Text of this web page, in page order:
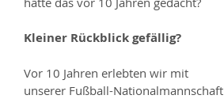
Kleiner Rückblick gefällig?
Vor 10 Jahren erlebten wir mit
unserer Fußball-Nationalmannschaft